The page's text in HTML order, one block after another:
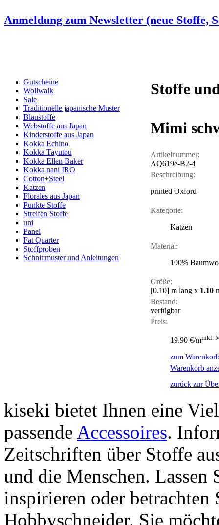
Anmeldung zum Newsletter (neue Stoffe,
Gutscheine
Wollwalk
Sale
Traditionelle japanische Muster
Blaustoffe
Webstoffe aus Japan
Kinderstoffe aus Japan
Kokka Echino
Kokka Tayutou
Kokka Ellen Baker
Kokka nani IRO
Cotton+Steel
Katzen
Florales aus Japan
Punkte Stoffe
Streifen Stoffe
uni
Panel
Fat Quarter
Stoffproben
Schnittmuster und Anleitungen
Stoffe
Mimi
Artikelnummer:
AQ619e-B2-4
Beschreibung:
printed Oxford
Kategorie:
Katzen
Material:
100%
Größe:
[0.10] m lang x 1.10
Bestand:
verfügbar
Preis:
19.90 €/minkl.
zum
Warenkorb
zurück zur
kiseki bietet Ihnen eine
passende Accessoires.
Zeitschriften über Stoffe
und die Menschen.
inspirieren oder betrachten
Hobbyschneider. Sie